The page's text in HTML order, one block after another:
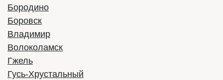
Бородино
Боровск
Владимир
Волоколамск
Гжель
Гусь-Хрустальный